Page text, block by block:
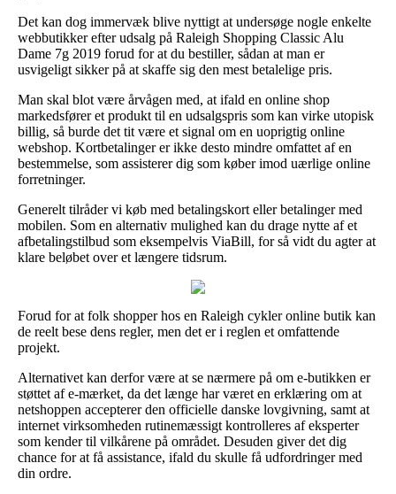
Det kan dog immervæk blive nyttigt at undersøge nogle enkelte
webbutikker efter udsalg på Raleigh Shopping Classic Alu
Dame 7g 2019 forud for at du bestiller, sådan at man er
usvigeligt sikker på at skaffe sig den mest betalelige pris.
Man skal blot være årvågen med, at ifald en online shop
markedsfører et produkt til en udsalgspris som kan virke utopisk
billig, så burde det tit være et signal om en uoprigtig online
webshop. Kortbetalinger er ikke desto mindre omfattet af en
bestemmelse, som assisterer dig som køber imod uærlige online
forretninger.
Generelt tilråder vi køb med betalingskort eller betalinger med
mobilen. Som en alternativ mulighed kan du drage nytte af et
afbetalingstilbud som eksempelvis ViaBill, for så vidt du agter at
klare beløbet over et længere tidsrum.
Forud for at folk shopper hos en Raleigh cykler online butik kan
de reelt bese dens regler, men det er i reglen et omfattende
projekt.
Alternativet kan derfor være at se nærmere på om e-butikken er
støttet af e-mærket, da det længe har været en erklæring om at
netshoppen accepterer den officielle danske lovgivning, samt at
internet virksomheden rutinemæssigt kontrolleres af eksperter
som kender til vilkårene på området. Desuden giver det dig
chance for at få assistance, ifald du skulle få udfordringer med
din ordre.